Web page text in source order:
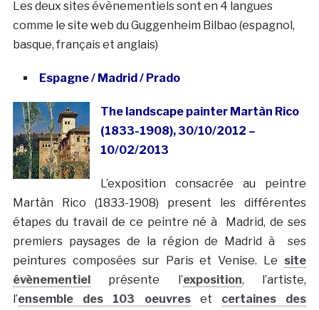
Les deux sites évènementiels sont en 4 langues
comme le site web du Guggenheim Bilbao (espagnol,
basque, français et anglais)
Espagne / Madrid / Prado
The landscape painter Martà­n Rico
(1833-1908), 30/10/2012 –
10/02/2013
L’exposition consacrée au peintre
Martà­n Rico (1833-1908) present les différentes
étapes du travail de ce peintre né à Madrid, de ses
premiers paysages de la région de Madrid à ses
peintures composées sur Paris et Venise. Le site
évènementiel
présente l’exposition, l’artiste,
l’ensemble des 103 oeuvreset certaines des